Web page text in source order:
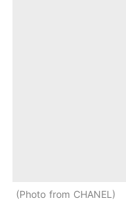
Photo from CHANEL